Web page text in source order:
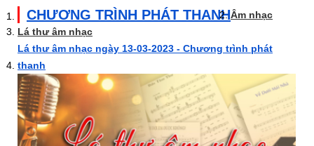
CHƯƠNG TRÌNH PHÁT THANHÂm nhạc
Lá thư âm nhạc
Lá thư âm nhạc ngày 13-03-2023 - Chương trình phát
thanh